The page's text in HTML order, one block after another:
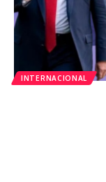
INTERNACIONAL